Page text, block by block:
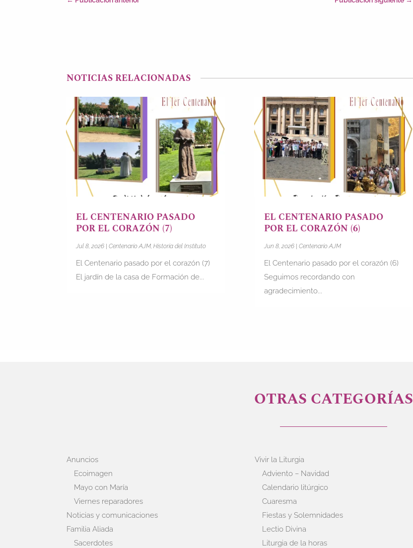
NOTICIAS RELACIONADAS
EL CENTENARIO PASADO
POR EL CORAZÓN (7)
Jul 8, 2026 |Centenario AJM ,Historia del Instituto
El Centenario pasado por el corazón (7)
El jardín de la casa de Formación de...
EL CENTENARIO PASADO
POR EL CORAZÓN (6)
Jun 8, 2026| Centenario AJM
El Centenario pasado por el corazón (6)
Seguimos recordando con
agradecimiento...
OTRAS CATEGORÍAS
Anuncios
Ecoimagen
Mayo con María
Viernes reparadores
Noticias y comunicaciones
Familia Aliada
Sacerdotes
Vivir la Liturgia
Adviento – Navidad
Calendario litúrgico
Cuaresma
Fiestas y Solemnidades
Lectio Divina
Liturgia de la horas